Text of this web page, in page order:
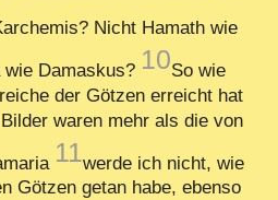
Nicht Hamath wie
Damaskus? 10So wie
der Götzen erreicht hat
waren mehr als die von
11werde ich nicht, wie
Götzen getan habe, ebenso